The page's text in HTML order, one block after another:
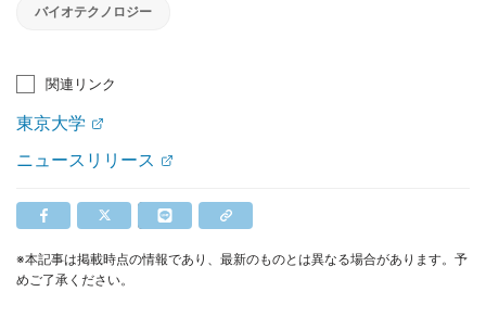
バイオテクノロジー
関連リンク
東京大学
ニュースリリース
※本記事は掲載時点の情報であり、最新のものとは異なる場合があります。予
めご了承ください。